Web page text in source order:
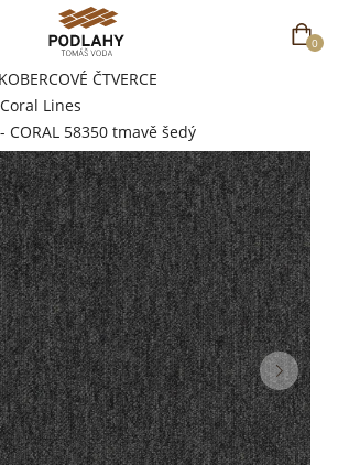
0
KOBERCOVÉ ČTVERCE
Lines
CORAL 58350 tmavě šedý